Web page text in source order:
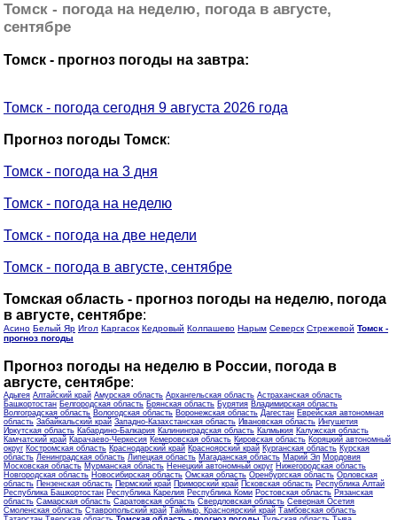
Томск - погода на неделю, погода в августе,
сентябре
Томск - прогноз погоды на завтра:
Томск - погода сегодня 9 августа 2026 года
Прогноз погоды Томск:
Томск - погода на 3 дня
Томск - погода на неделю
Томск - погода на две недели
Томск - погода в августе, сентябре
Томская область - прогноз погоды на неделю, погода
в августе, сентябре:
Асино Белый Яр Игол Каргасок Кедровый Колпашево Нарым Северск Стрежевой Томск -
прогноз погоды
Прогноз погоды на неделю в России, погода в
августе, сентябре:
Адыгея Алтайский край Амурская область Архангельская область Астраханская область
Башкортостан Белгородская область Брянская область Бурятия Владимирская область
Волгоградская область Вологодская область Воронежская область Дагестан Еврейская автономная
область Забайкальский край Западно-Казахстанская область Ивановская область Ингушетия
Иркутская область Кабардино-Балкария Калининградская область Калмыкия Калужская область
Камчатский край Карачаево-Черкесия Кемеровская область Кировская область Коряцкий автономный
округ Костромская область Краснодарский край Красноярский край Курганская область Курская
область Ленинградская область Липецкая область Магаданская область Марий Эл Мордовия
Московская область Мурманская область Ненецкий автономный округ Нижегородская область
Новгородская область Новосибирская область Омская область Оренбургская область Орловская
область Пензенская область Пермский край Приморский край Псковская область Республика Алтай
Республика Башкортостан Республика Карелия Республика Коми Ростовская область Рязанская
область Самарская область Саратовская область Свердловская область Северная Осетия
Смоленская область Ставропольский край Таймыр, Красноярский край Тамбовская область